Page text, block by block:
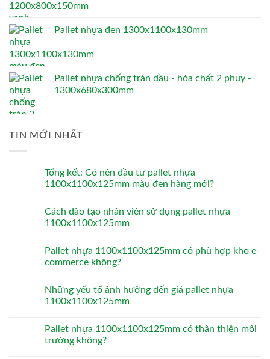
Pallet nhựa đen 1300x1100x130mm
Pallet nhựa chống tràn dầu - hóa chất 2 phuy -
1300x680x300mm
TIN MỚI NHẤT
Tổng kết: Có nên đầu tư pallet nhựa
1100x1100x125mm màu đen hàng mới?
Cách đào tạo nhân viên sử dụng pallet nhựa
1100x1100x125mm
Pallet nhựa 1100x1100x125mm có phù hợp kho e-
commerce không?
Những yếu tố ảnh hưởng đến giá pallet nhựa
1100x1100x125mm
Pallet nhựa 1100x1100x125mm có thân thiện môi
trường không?